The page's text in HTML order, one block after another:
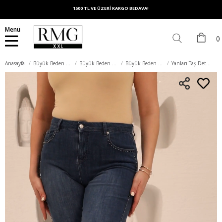
1500 TL VE ÜZERİ KARGO BEDAVA!
Menü
Anasayfa Büyük Beden Alt Giyim Büyük Beden Pantolon Büyük Beden Kot Pantolon Yanları Taş Detaylı Büyük Beden Lacivert Kot Pantolon